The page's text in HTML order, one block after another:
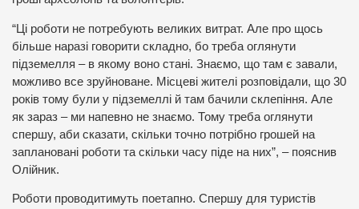
“Ці роботи не потребують великих витрат. Але про щось
більше наразі говорити складно, бо треба оглянути
підземелля – в якому воно стані. Знаємо, що там є завали,
можливо все зруйноване. Місцеві жителі розповідали, що 30
років тому були у підземеллі й там бачили склепіння. Але
як зараз – ми напевно не знаємо. Тому треба оглянути
спершу, аби сказати, скільки точно потрібно грошей на
заплановані роботи та скільки часу піде на них”, – пояснив
Олійник.
Роботи проводитимуть поетапно. Спершу для туристів